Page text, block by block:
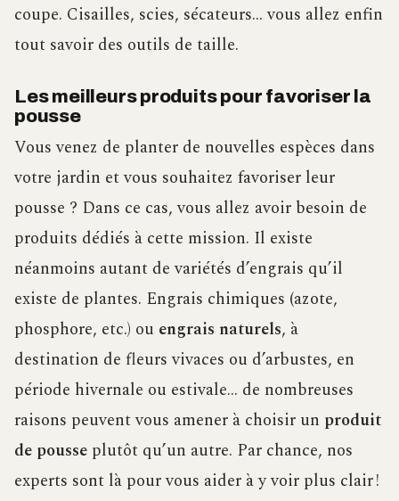
coupe. Cisailles, scies, sécateurs… vous allez enfin
tout savoir des outils de taille.
Les meilleurs produits pour favoriser la
pousse
Vous venez de planter de nouvelles espèces dans
votre jardin et vous souhaitez favoriser leur
pousse ? Dans ce cas, vous allez avoir besoin de
produits dédiés à cette mission. Il existe
néanmoins autant de variétés d’engrais qu’il
existe de plantes. Engrais chimiques (azote,
phosphore, etc.) ou engrais naturels, à
destination de fleurs vivaces ou d’arbustes, en
période hivernale ou estivale… de nombreuses
raisons peuvent vous amener à choisir un produit
de pousse plutôt qu’un autre. Par chance, nos
experts sont là pour vous aider à y voir plus clair !